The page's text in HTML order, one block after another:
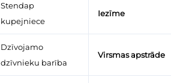
Stendap
kupejniece
Iezīme
Dzīvojamo
dzīvnieku barība
Virsmas apstrāde